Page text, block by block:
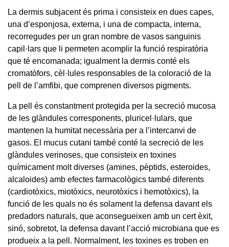
La dermis subjacent és prima i consisteix en dues capes,
una d’esponjosa, externa, i una de compacta, interna,
recorregudes per un gran nombre de vasos sanguinis
capil·lars que li permeten acomplir la funció respiratòria
que té encomanada; igualment la dermis conté els
cromatòfors, cèl·lules responsables de la coloració de la
pell de l’amfibi, que comprenen diversos pigments.
La pell és constantment protegida per la secreció mucosa
de les glàndules corresponents, pluricel·lulars, que
mantenen la humitat necessària per a l’intercanvi de
gasos. El mucus cutani també conté la secreció de les
glàndules verinoses, que consisteix en toxines
químicament molt diverses (amines, pèptids, esteroides,
alcaloides) amb efectes farmacològics també diferents
(cardiotòxics, miotòxics, neurotòxics i hemotòxics), la
funció de les quals no és solament la defensa davant els
predadors naturals, que aconsegueixen amb un cert èxit,
sinó, sobretot, la defensa davant l’acció microbiana que es
produeix a la pell. Normalment, les toxines es troben en